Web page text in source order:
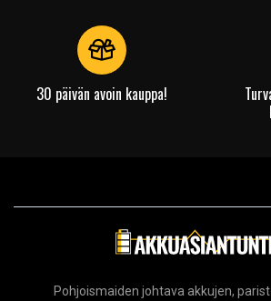
30 päivän avoin kauppa!
Pohjoismaiden johtava akkujen,